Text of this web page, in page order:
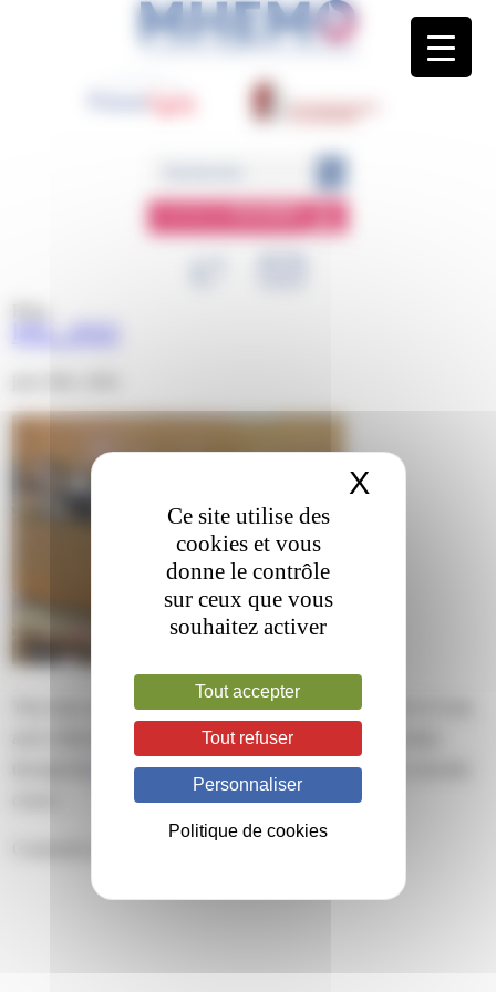
ESPACEMEMBRE
IMG_1915
This entry was posted on vendredi, juin 26th, 2026 at 13 h 53 min
and is filed under . You can follow any responses to this entry
RSS 2.0feed. Both comments and pings are currently
Panneau de gestion des cookies
Ce site utilise des
cookies et vous
donne le contrôle
sur ceux que vous
souhaitez activer
Tout accepter
Tout refuser
Personnaliser
Politique de cookies
X